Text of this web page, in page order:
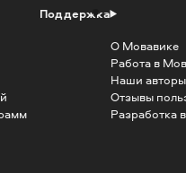
Поддержка
О Мовавике
Работа в
Наши авторы
Отзывы
Разработка